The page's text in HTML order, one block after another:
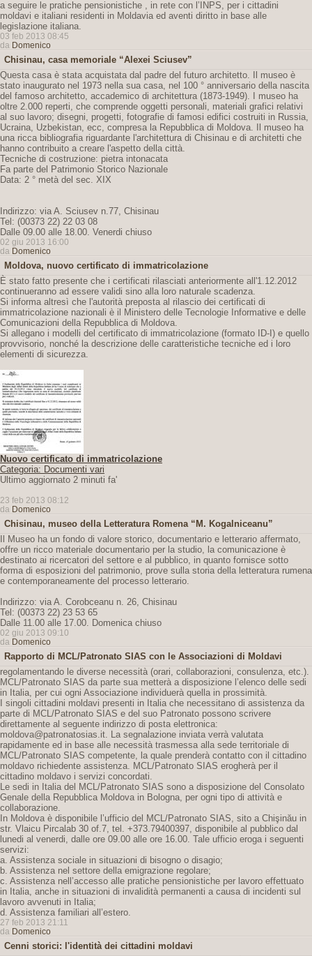
a seguire le pratiche pensionistiche , in rete con l’INPS, per i cittadini
moldavi e italiani residenti in Moldavia ed aventi diritto in base alle
legislazione italiana.
03 feb 2013 08:45
da Domenico
Chisinau, casa memoriale “Alexei Sciusev”
Questa casa è stata acquistata dal padre del futuro architetto. Il museo è
stato inaugurato nel 1973 nella sua casa, nel 100 ° anniversario della nascita
del famoso architetto, accademico di architettura (1873-1949). I museo ha
oltre 2.000 reperti, che comprende oggetti personali, materiali grafici relativi
al suo lavoro; disegni, progetti, fotografie di famosi edifici costruiti in Russia,
Ucraina, Uzbekistan, ecc, compresa la Repubblica di Moldova. Il museo ha
una ricca bibliografia riguardante l'architettura di Chisinau e di architetti che
hanno contribuito a creare l'aspetto della città.
Tecniche di costruzione: pietra intonacata
Fa parte del Patrimonio Storico Nazionale
Data: 2 ° metà del sec. XIX
Indirizzo: via A. Sciusev n.77, Chisinau
Tel: (00373 22) 22 03 08
Dalle 09.00 alle 18.00. Venerdi chiuso
02 giu 2013 16:00
da Domenico
Moldova, nuovo certificato di immatricolazione
È stato fatto presente che i certificati rilasciati anteriormente all'1.12.2012
continueranno ad essere validi sino alla loro naturale scadenza.
Si informa altresì che l'autorità preposta al rilascio dei certificati di
immatricolazione nazionali è il Ministero delle Tecnologie Informative e delle
Comunicazioni della Repubblica di Moldova.
Si allegano i modelli del certificato di immatricolazione (formato ID-I) e quello
provvisorio, nonché la descrizione delle caratteristiche tecniche ed i loro
elementi di sicurezza.
Nuovo certificato di immatricolazione
Categoria: Documenti vari
Ultimo aggiornato 2 minuti fa'
23 feb 2013 08:12
da Domenico
Chisinau, museo della Letteratura Romena “M. Kogalniceanu”
Il Museo ha un fondo di valore storico, documentario e letterario affermato,
offre un ricco materiale documentario per la studio, la comunicazione è
destinato ai ricercatori del settore e al pubblico, in quanto fornisce sotto
forma di esposizioni del patrimonio, prove sulla storia della letteratura rumena
e contemporaneamente del processo letterario.
Indirizzo: via A. Corobceanu n. 26, Chisinau
Tel: (00373 22) 23 53 65
Dalle 11.00 alle 17.00. Domenica chiuso
02 giu 2013 09:10
da Domenico
Rapporto di MCL/Patronato SIAS con le Associazioni di Moldavi
regolamentando le diverse necessità (orari, collaborazioni, consulenza, etc.).
MCL/Patronato SIAS da parte sua metterà a disposizione l’elenco delle sedi
in Italia, per cui ogni Associazione individuerà quella in prossimità.
I singoli cittadini moldavi presenti in Italia che necessitano di assistenza da
parte di MCL/Patronato SIAS e del suo Patronato possono scrivere
direttamente al seguente indirizzo di posta elettronica:
moldova@patronatosias.it. La segnalazione inviata verrà valutata
rapidamente ed in base alle necessità trasmessa alla sede territoriale di
MCL/Patronato SIAS competente, la quale prenderà contatto con il cittadino
moldavo richiedente assistenza. MCL/Patronato SIAS erogherà per il
cittadino moldavo i servizi concordati.
Le sedi in Italia del MCL/Patronato SIAS sono a disposizione del Consolato
Genale della Repubblica Moldova in Bologna, per ogni tipo di attività e
collaborazione.
In Moldova è disponibile l’ufficio del MCL/Patronato SIAS, sito a Chişinău in
str. Vlaicu Pircalab 30 of.7, tel. +373.79400397, disponibile al pubblico dal
lunedi al venerdi, dalle ore 09.00 alle ore 16.00. Tale ufficio eroga i seguenti
servizi:
a. Assistenza sociale in situazioni di bisogno o disagio;
b. Assistenza nel settore della emigrazione regolare;
c. Assistenza nell’accesso alle pratiche pensionistiche per lavoro effettuato
in Italia, anche in situazioni di invalidità permanenti a causa di incidenti sul
lavoro avvenuti in Italia;
d. Assistenza familiari all’estero.
27 feb 2013 21:11
da Domenico
Cenni storici: l'identità dei cittadini moldavi